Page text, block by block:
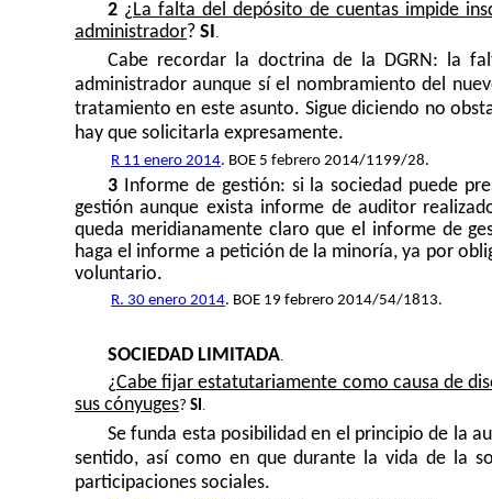
2 ¿La falta del depósito de cuentas impide
administrador? SI.
Cabe recordar la doctrina de la DGRN: la
administrador aunque sí el nombramiento del
tratamiento en este asunto. Sigue diciendo no
hay que solicitarla expresamente.
R 11 enero 2014. BOE 5 febrero 2014/1199/28.
3 Informe de gestión: si la sociedad puede
gestión aunque exista informe de auditor
queda meridianamente claro que el informe de
haga el informe a petición de la minoría, ya por
voluntario.
R. 30 enero 2014. BOE 19 febrero 2014/54/1813.
SOCIEDAD LIMITADA.
¿Cabe fijar estatutariamente como causa de
sus cónyuges? SI.
Se funda esta posibilidad en el principio de la
sentido, así como en que durante la vida de la
participaciones sociales.